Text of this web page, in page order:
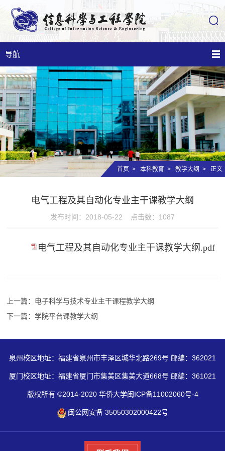
导航
首页 > 本科教育 > 教学大纲 > 正文
电气工程及其自动化专业主干课教学大纲
发布时间：2018-05-22 点击数： 1087
电气工程及其自动化专业主干课教学大纲.pdf
上一篇：电子科学与技术专业主干课程教学大纲
下一篇：学院平台课教学大纲
泉州校区地址：福建省泉州市丰泽区城华北路269号 邮编：362021
厦门校区地址：福建省厦门市集美区集美大道668号 邮编：361021
版权所有 ©2014-2020 华侨大学闽ICP备11002060号-4
闽公网安备 35050302000422号